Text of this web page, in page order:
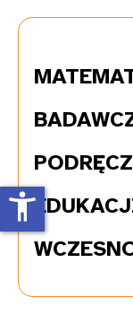
accessibility_new